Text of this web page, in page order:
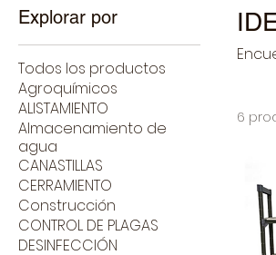
Explorar por
Todos los productos
Agroquímicos
ALISTAMIENTO
Almacenamiento de
agua
CANASTILLAS
CERRAMIENTO
Construcción
CONTROL DE PLAGAS
DESINFECCIÓN
6